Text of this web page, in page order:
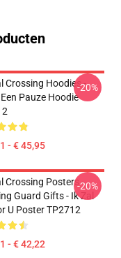
Crossing Hoodies -
Pauze Hoodie
- € 45,95
-20%
Crossing Posters -
Guard Gifts - Ik Zal
U Poster TP2712
- € 42,22
-20%